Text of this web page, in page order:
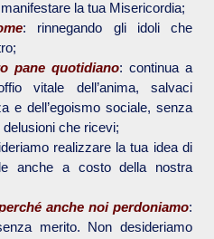
la tua Misericordia;
: rinnegando gli idoli che
pane quotidiano: continua a
vitale dell’anima, salvaci
e dell’egoismo sociale, senza
che ricevi;
realizzare la tua idea di
anche a costo della nostra
anche noi perdoniamo:
merito. Non desideriamo